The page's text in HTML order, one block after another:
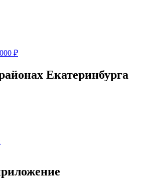
₽
Екатеринбурга